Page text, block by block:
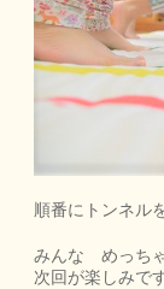
順番にトンネ
みんな めっち
次回が楽しみで